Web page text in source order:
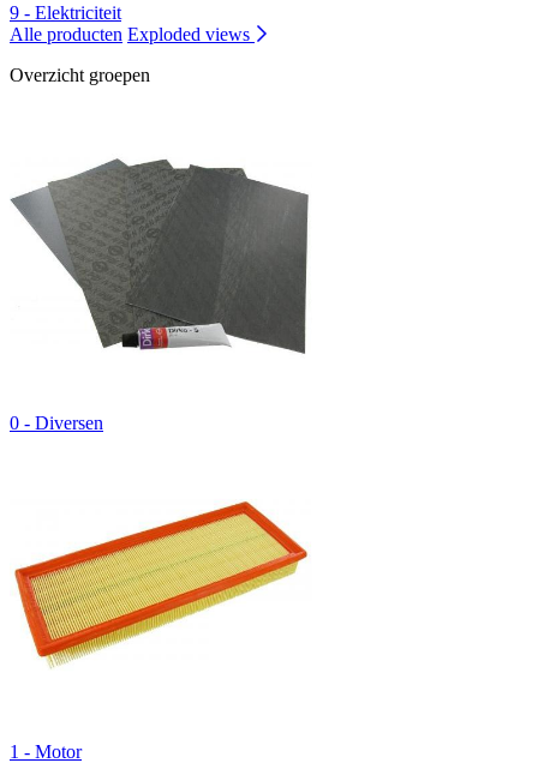
9 - Elektriciteit
Alle producten Exploded views
Overzicht groepen
0 - Diversen
1 - Motor